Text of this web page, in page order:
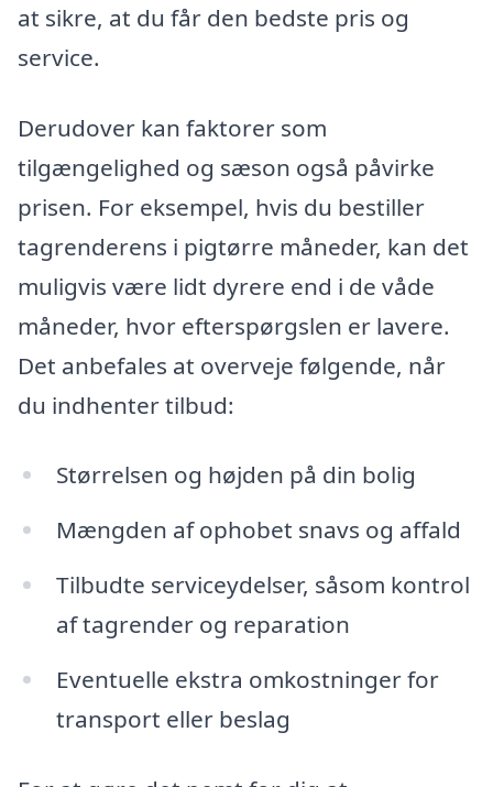
at sikre, at du får den bedste pris og
service.
Derudover kan faktorer som
tilgængelighed og sæson også påvirke
prisen. For eksempel, hvis du bestiller
tagrenderens i pigtørre måneder, kan det
muligvis være lidt dyrere end i de våde
måneder, hvor efterspørgslen er lavere.
Det anbefales at overveje følgende, når
du indhenter tilbud:
Størrelsen og højden på din bolig
Mængden af ophobet snavs og affald
Tilbudte serviceydelser, såsom kontrol
af tagrender og reparation
Eventuelle ekstra omkostninger for
transport eller beslag